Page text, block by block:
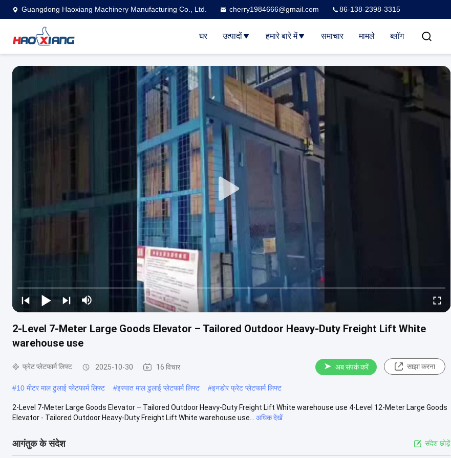
Guangdong Haoxiang Machinery Manufacturing Co., Ltd. cherry1984666@gmail.com 86-138-2398-3315
घर उत्पादों हमारे बारे में समाचार मामले ब्लॉग
2-Level 7-Meter Large Goods Elevator – Tailored Outdoor Heavy-Duty Freight Lift White
warehouse use
फ्रेट प्लेटफार्म लिफ्ट 2025-10-30 16 विचार अब संपर्क करें साझा करना
#10 मीटर माल ढुलाई प्लेटफार्म लिफ्ट #इस्पात माल ढुलाई प्लेटफार्म लिफ्ट #इनडोर फ्रेट प्लेटफार्म लिफ्ट
2-Level 7-Meter Large Goods Elevator – Tailored Outdoor Heavy-Duty Freight Lift White warehouse use 4-Level 12-Meter Large Goods
Elevator - Tailored Outdoor Heavy-Duty Freight Lift White warehouse use...
अधिक देखें
आगंतुक के संदेश संदेश छोड़ें